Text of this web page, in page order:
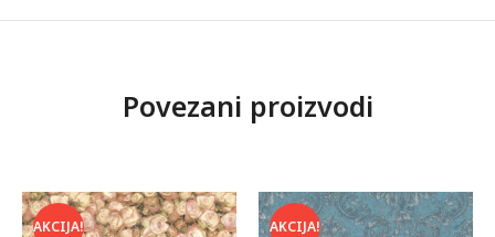
Povezani proizvodi
AKCIJA! AKCIJA!